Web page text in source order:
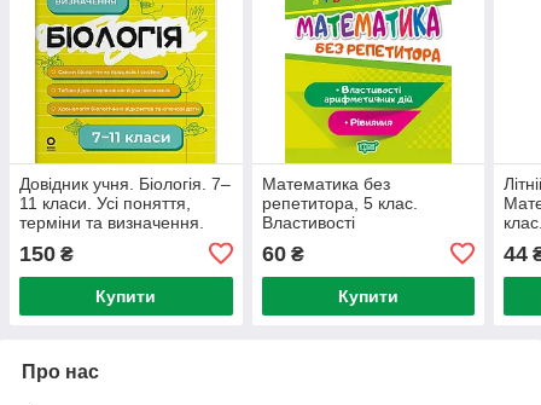
Довідник учня. Біологія. 7–
11 класи. Усі поняття,
терміни та визначення.
150 ₴
Купити
Математика без
репетитора, 5 клас.
Властивості
Рівняння. Алліна О.Г.
60₴
Купити
44
Про нас